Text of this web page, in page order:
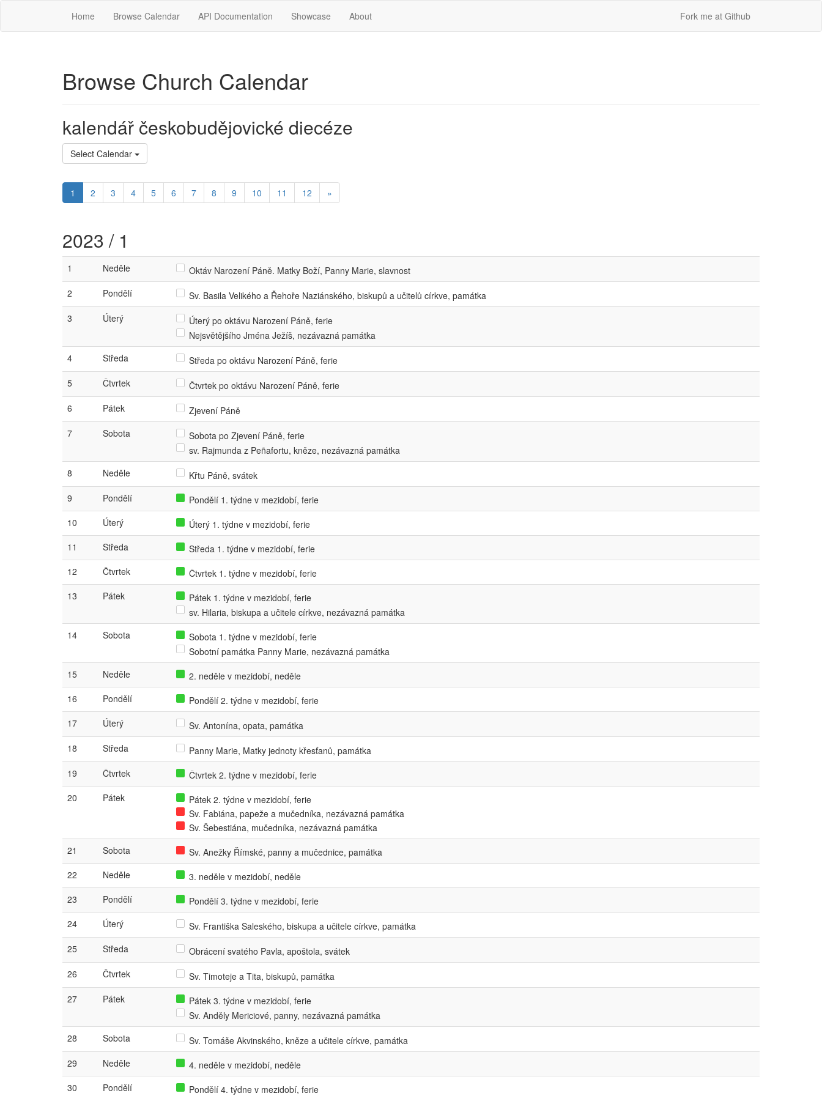
Home Browse Calendar API Documentation Showcase About Fork me at Github
Browse Church Calendar
kalendář českobudějovické diecéze
Select Calendar
1 2 3 4 5 6 7 8 9 10 11 12 »
2023 / 1
1 Neděle
Oktáv Narození Páně. Matky Boží, Panny Marie, slavnost
2
Pondělí
Sv. Basila Velikého a Řehoře Naziánského, biskupů a učitelů církve, památka
3
Úterý
Úterý po oktávu Narození Páně, ferie
Nejsvětějšího Jména Ježíš, nezávazná památka
4
Středa
Středa po oktávu Narození Páně, ferie
5
Čtvrtek
Čtvrtek po oktávu Narození Páně, ferie
6
Pátek
Zjevení Páně
7
Sobota
Sobota po Zjevení Páně, ferie
sv. Rajmunda z Peñafortu, kněze, nezávazná památka
8
Neděle
Křtu Páně, svátek
9
Pondělí
Pondělí 1. týdne v mezidobí, ferie
10
Úterý
Úterý 1. týdne v mezidobí, ferie
11
Středa
Středa 1. týdne v mezidobí, ferie
12
Čtvrtek
Čtvrtek 1. týdne v mezidobí, ferie
13
Pátek
Pátek 1. týdne v mezidobí, ferie
sv. Hilaria, biskupa a učitele církve, nezávazná památka
14
Sobota
Sobota 1. týdne v mezidobí, ferie
Sobotní památka Panny Marie, nezávazná památka
15
Neděle
2. neděle v mezidobí, neděle
16
Pondělí
Pondělí 2. týdne v mezidobí, ferie
17
Úterý
Sv. Antonína, opata, památka
18
Středa
Panny Marie, Matky jednoty křesťanů, památka
19
Čtvrtek
Čtvrtek 2. týdne v mezidobí, ferie
20
Pátek
Pátek 2. týdne v mezidobí, ferie
Sv. Fabiána, papeže a mučedníka, nezávazná památka
Sv. Šebestiána, mučedníka, nezávazná památka
21
Sobota
Sv. Anežky Římské, panny a mučednice, památka
22
Neděle
3. neděle v mezidobí, neděle
23
Pondělí
Pondělí 3. týdne v mezidobí, ferie
24
Úterý
Sv. Františka Saleského, biskupa a učitele církve, památka
25
Středa
Obrácení svatého Pavla, apoštola, svátek
26
Čtvrtek
Sv. Timoteje a Tita, biskupů, památka
27
Pátek
Pátek 3. týdne v mezidobí, ferie
Sv. Anděly Mericiové, panny, nezávazná památka
28
Sobota
Sv. Tomáše Akvinského, kněze a učitele církve, památka
29
Neděle
4. neděle v mezidobí, neděle
30
Pondělí Pondělí 4. týdne v mezidobí, ferie